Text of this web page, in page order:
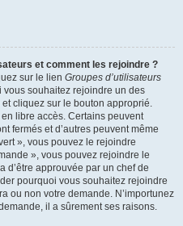
et comment les rejoindre ?
sur le lien Groupes d’utilisateurs
vous souhaitez rejoindre un des
cliquez sur le bouton approprié.
libre accès. Certains peuvent
fermés et d’autres peuvent même
», vous pouvez le rejoindre
», vous pouvez rejoindre le
d’être approuvée par un chef de
pourquoi vous souhaitez rejoindre
ou non votre demande. N’importunez
il a sûrement ses raisons.